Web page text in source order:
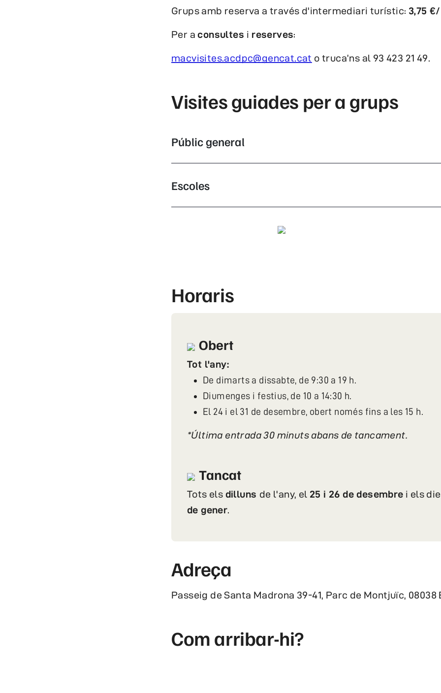
Grups amb reserva a través d'intermediari turístic: 3,75
Per a consultes i reserves:
macvisites.acdpc@gencat.cat o truca’ns al 93 423 21 49.
Visites guiades per a grups
Públic general
Escoles
Horaris
Obert
Tot l'any:
De dimarts a dissabte, de 9:30 a 19 h.
Diumenges i festius, de 10 a 14:30 h.
El 24 i el 31 de desembre, obert només fins a les 15 h.
*Última entrada 30 minuts abans de tancament.
Tancat
Tots els dilluns de l'any, el 25 i 26 de desembre i els
de gener.
Adreça
Passeig de Santa Madrona 39-41, Parc de Montjuïc, 08038
Com arribar-hi?